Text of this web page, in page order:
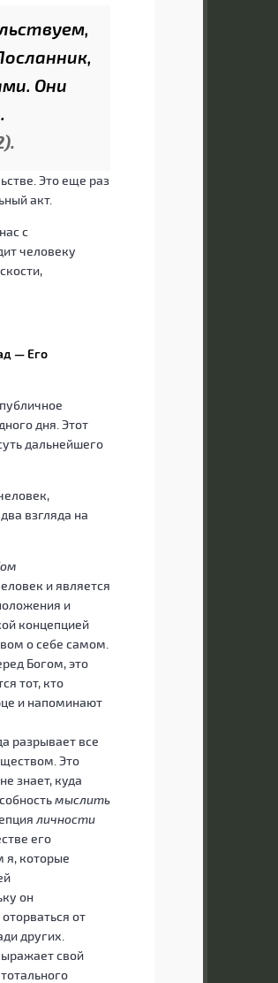
Они
Это еще раз
акт.
с
человеку
— Его
дня. Этот
дальнейшего
два взгляда на
и является
и
концепцией
о себе самом.
Богом, это
тот, кто
и напоминают
разрывает все
Это
знает, куда
мыслить
личности
его
я, которые
он
от
других.
свой